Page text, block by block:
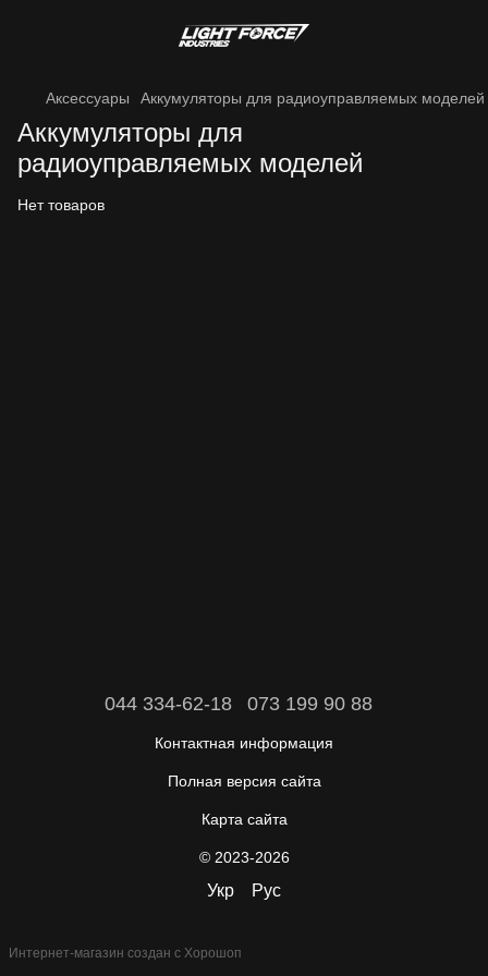
Аксессуары Аккумуляторы для радиоуправляемых моделей
Аккумуляторы для
радиоуправляемых моделей
Нет товаров
044 334-62-18 073 199 90 88
Контактная информация
Полная версия сайта
Карта сайта
© 2023-2026
Укр Рус
Интернет-магазин создан с Хорошоп